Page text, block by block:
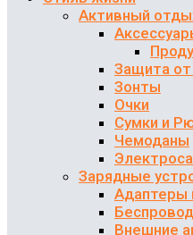
Активный
Защита
Зонты
Очки
Сумки и
Чемоданы
Зарядные
Адаптеры
Внешние